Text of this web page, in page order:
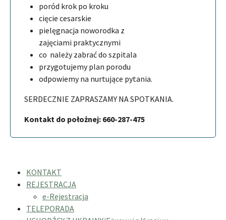
poród krok po kroku
cięcie cesarskie
pielęgnacja noworodka z
zajęciami praktycznymi
co należy zabrać do szpitala
przygotujemy plan porodu
odpowiemy na nurtujące pytania.
SERDECZNIE ZAPRASZAMY NA SPOTKANIA.
Kontakt do położnej: 660-287-475
KONTAKT
REJESTRACJA
e-Rejestracja
TELEPORADA